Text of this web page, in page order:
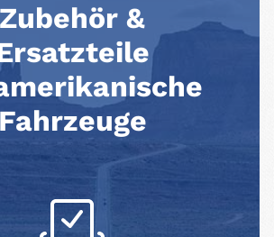
Zubehör &
Fahrzeuge